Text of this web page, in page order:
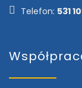
Telefon: 531